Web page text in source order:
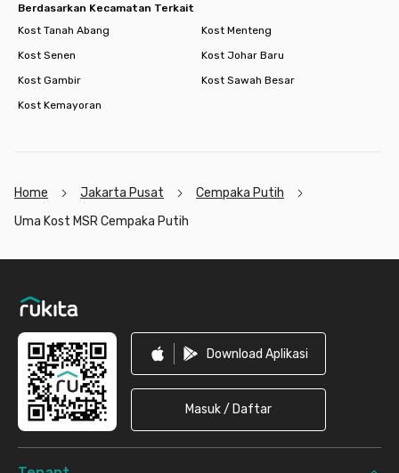
Berdasarkan Kecamatan Terkait
Kost Tanah Abang
Kost Menteng
Kost Senen
Kost Johar Baru
Kost Gambir
Kost Sawah Besar
Kost Kemayoran
Home Jakarta Pusat
Cempaka Putih
Uma Kost MSR Cempaka Putih
Download Aplikasi
Masuk / Daftar